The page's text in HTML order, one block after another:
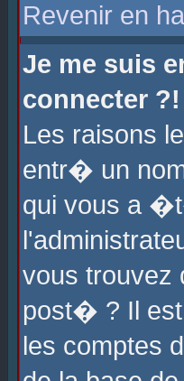
Revenir en
Je me suis
connecter ?!
Les raisons
entr� un
qui vous a
vous trouvez
post� ? Il
les comptes